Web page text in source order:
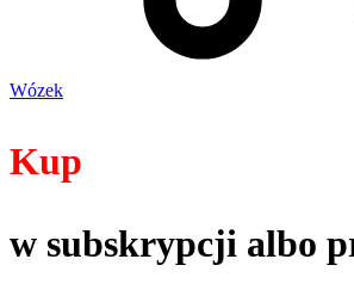
Wózek
Kup
w subskrypcji albo